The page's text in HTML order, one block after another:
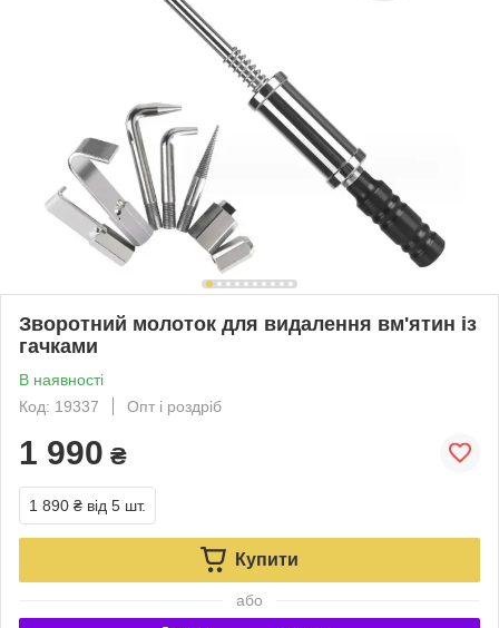
Зворотний молоток для видалення вм'ятин із
гачками
В наявності
Код: 19337
Опт і роздріб
1 990 ₴
1 890 ₴ від 5 шт.
Купити
або